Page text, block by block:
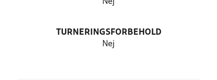
Nej
TURNERINGSFORBEHOLD
Nej